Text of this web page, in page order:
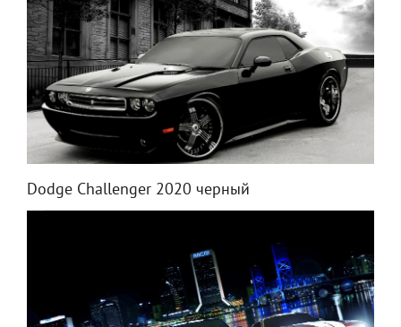
Dodge Challenger 2020 черный